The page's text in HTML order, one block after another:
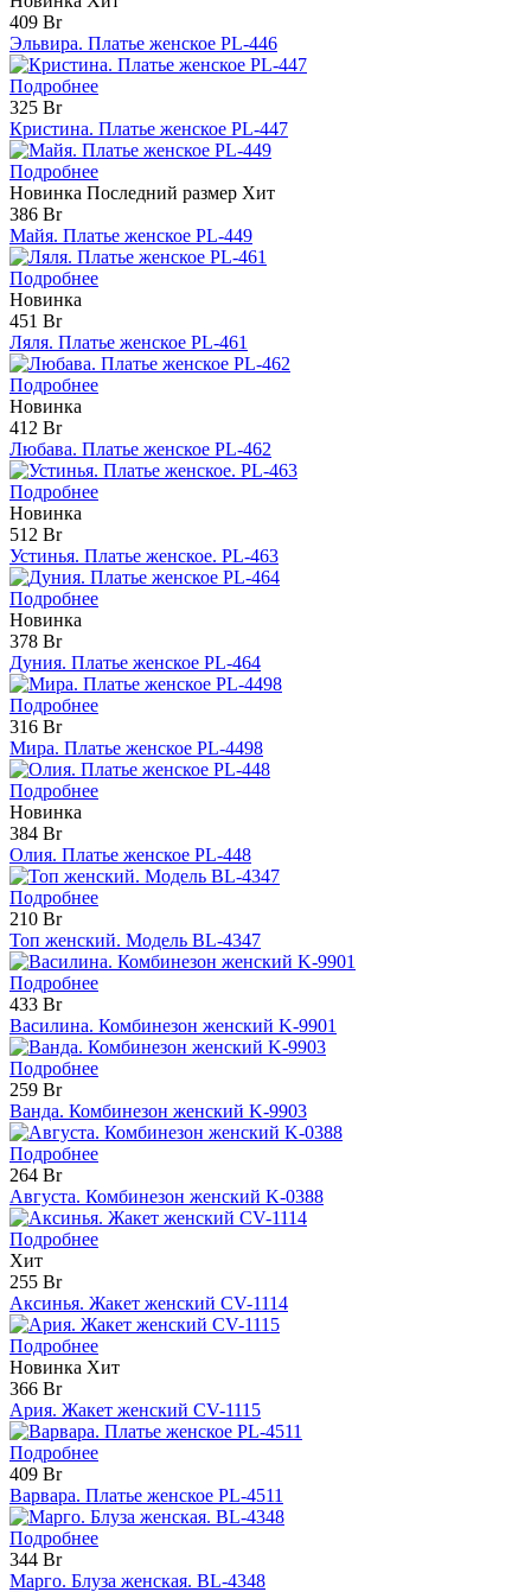
409 Br
Эльвира. Платье женское PL-446
Подробнее
325 Br
Кристина. Платье женское PL-447
Подробнее
Новинка Последний размер Хит
386 Br
Майя. Платье женское PL-449
Подробнее
Новинка
451 Br
Ляля. Платье женское PL-461
Подробнее
Новинка
412 Br
Любава. Платье женское PL-462
Подробнее
Новинка
512 Br
Устинья. Платье женское. PL-463
Подробнее
Новинка
378 Br
Дуния. Платье женское PL-464
Подробнее
316 Br
Мира. Платье женское PL-4498
Подробнее
Новинка
384 Br
Олия. Платье женское PL-448
Подробнее
210 Br
Топ женский. Модель BL-4347
Подробнее
433 Br
Василина. Комбинезон женский K-9901
Подробнее
259 Br
Ванда. Комбинезон женский K-9903
Подробнее
264 Br
Августа. Комбинезон женский K-0388
Подробнее
Хит
255 Br
Аксинья. Жакет женский CV-1114
Подробнее
Новинка Хит
366 Br
Ария. Жакет женский CV-1115
Подробнее
409 Br
Варвара. Платье женское PL-4511
Подробнее
344 Br
Марго. Блуза женская. BL-4348